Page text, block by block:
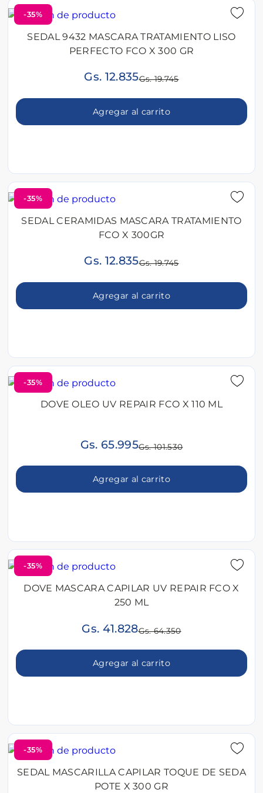
-35%
SEDAL 9432 MASCARA TRATAMIENTO LISO
PERFECTO FCO X 300 GR
Gs. 12.835Gs. 19.745
Agregar al carrito
-35%
SEDAL CERAMIDAS MASCARA TRATAMIENTO
FCO X 300GR
Gs. 12.835Gs. 19.745
Agregar al carrito
-35%
DOVE OLEO UV REPAIR FCO X 110 ML
Gs. 65.995Gs. 101.530
Agregar al carrito
-35%
DOVE MASCARA CAPILAR UV REPAIR FCO X
250 ML
Gs. 41.828Gs. 64.350
Agregar al carrito
-35%
SEDAL MASCARILLA CAPILAR TOQUE DE SEDA
POTE X 300 GR